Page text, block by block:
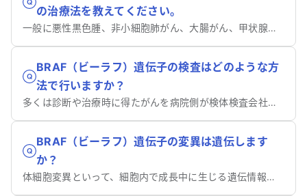
の治療法を教えてください。
一般に悪性黒色腫、非小細胞肺がん、大腸がん、甲状腺がんでは分子標的薬を使用することができます。
BRAF（ビーラフ）遺伝子の検査はどのような方
法で行いますか？
多くは診断や治療時に得たがんを病院側が検体検査会社に送り調べます。
BRAF（ビーラフ）遺伝子の変異は遺伝します
か？
体細胞変異といって、細胞内で成長中に生じる遺伝情報の変化、変異のため遺伝しません。